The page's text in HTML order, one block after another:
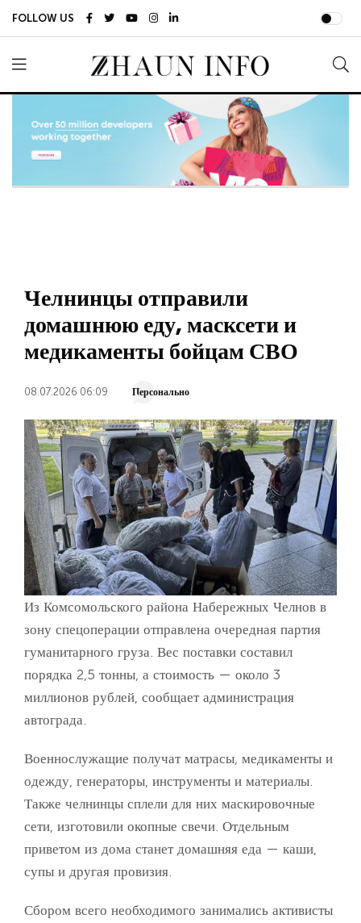
FOLLOW US
Челнинцы отправили
домашнюю еду, масксети и
медикаменты бойцам СВО
08.07.2026 06:09 Персонально
Из Комсомольского района Набережных Челнов в
зону спецоперации отправлена очередная партия
гуманитарного груза. Вес поставки составил
порядка 2,5 тонны, а стоимость — около 3
миллионов рублей, сообщает администрация
автограда.
Военнослужащие получат матрасы, медикаменты и
одежду, генераторы, инструменты и материалы.
Также челнинцы сплели для них маскировочные
сети, изготовили окопные свечи. Отдельным
приветом из дома станет домашняя еда — каши,
супы и другая провизия.
Сбором всего необходимого занимались активисты